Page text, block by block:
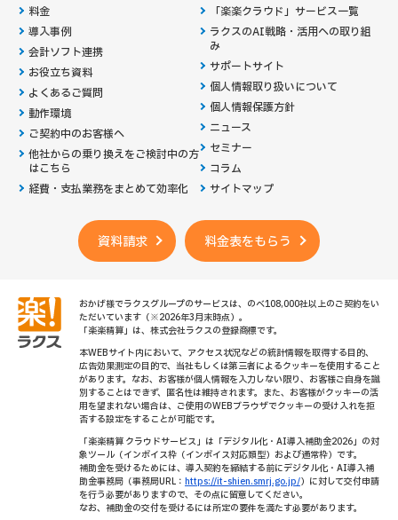
料金
導入事例
会計ソフト連携
お役立ち資料
よくあるご質問
動作環境
ご契約中のお客様へ
他社からの乗り換えをご検討中の方
はこちら
経費・支払業務をまとめて効率化
「楽楽クラウド」サービス一覧
ラクスのAI戦略・活用への取り組
み
サポートサイト
個人情報取り扱いについて
個人情報保護方針
ニュース
セミナー
コラム
サイトマップ
資料請求 料金表をもらう
おかげ様でラクスグループのサービスは、のべ108,000社以上のご契約をい
ただいています（※2026年3月末時点）。
「楽楽精算」は、株式会社ラクスの登録商標です。
本WEBサイト内において、アクセス状況などの統計情報を取得する目的、
広告効果測定の目的で、当社もしくは第三者によるクッキーを使用すること
があります。なお、お客様が個人情報を入力しない限り、お客様ご自身を識
別することはできず、匿名性は維持されます。また、お客様がクッキーの活
用を望まれない場合は、ご使用のWEBブラウザでクッキーの受け入れを拒
否する設定をすることが可能です。
「楽楽精算 クラウドサービス」は「デジタル化・AI導入補助金2026」の対
象ツール（インボイス枠（インボイス対応類型）および通常枠）です。
補助金を受けるためには、導入契約を締結する前にデジタル化・AI導入補
助金事務局（事務局URL： https://it-shien.smrj.go.jp/）に対して交付申請
を行う必要がありますので、その点に留意してください。
なお、補助金の交付を受けるには所定の要件を満たす必要があります。